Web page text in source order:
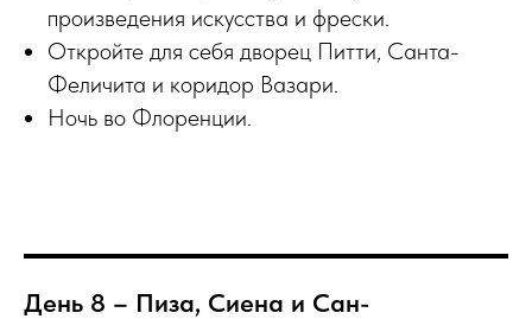
произведения искусства и фрески.
Откройте для себя дворец Питти, Санта-
Феличита и коридор Вазари.
Ночь во Флоренции.
День 8 – Пиза, Сиена и Сан-